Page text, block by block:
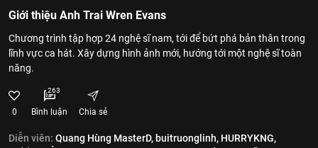
Giới thiệu Anh Trai Wren Evans
Chương trình tập hợp 24 nghệ sĩ nam, tới để bứt phá bản thân trong
lĩnh vực ca hát. Xây dựng hình ảnh mới, hướng tới một nghệ sĩ toàn
năng.
0
263
Bình luận Chia sẻ
Diễn viên: Quang Hùng MasterD, buitruonglinh, HURRYKNG,